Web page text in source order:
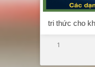
tri thức cho
1